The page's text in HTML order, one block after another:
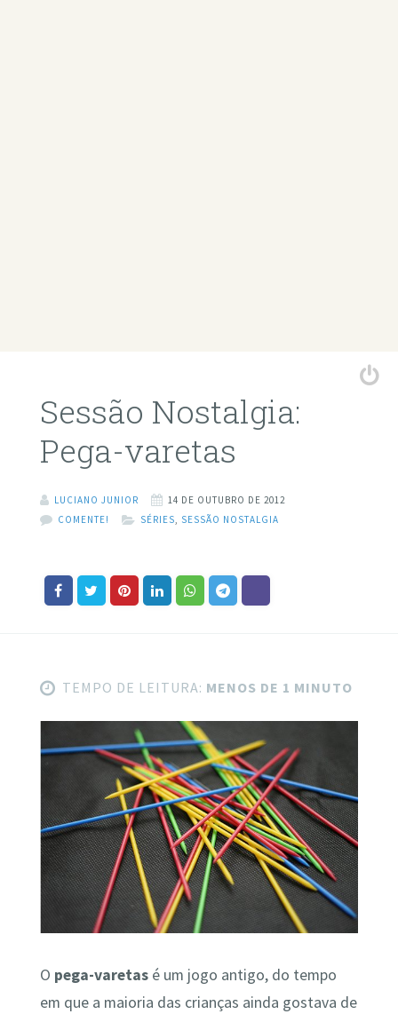
Sessão Nostalgia:
Pega-varetas
LUCIANO JUNIOR
14 DE OUTUBRO DE 2012
COMENTE!
SÉRIES SESSÃO NOSTALGIA
TEMPO DE LEITURA: MENOS DE 1 MINUTO
O pega-varetasé um jogo antigo, do tempo
em que a maioria das crianças ainda gostava de